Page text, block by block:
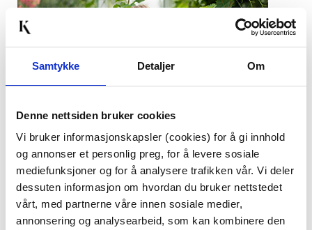
Samtykke Detaljer Om
Denne nettsiden bruker cookies
Vi bruker informasjonskapsler (cookies) for å gi innhold
og annonser et personlig preg, for å levere sosiale
mediefunksjoner og for å analysere trafikken vår. Vi deler
dessuten informasjon om hvordan du bruker nettstedet
vårt, med partnerne våre innen sosiale medier,
annonsering og analysearbeid, som kan kombinere den
Artikkelnummer:
7090039684244
Materiale:
Glass